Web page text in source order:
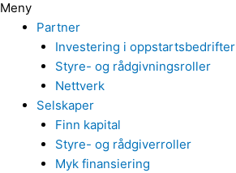
Meny
Partner
Investering i oppstartsbedrifter
Styre- og rådgivningsroller
Nettverk
Selskaper
Finn kapital
Styre- og rådgiverroller
Myk finansiering